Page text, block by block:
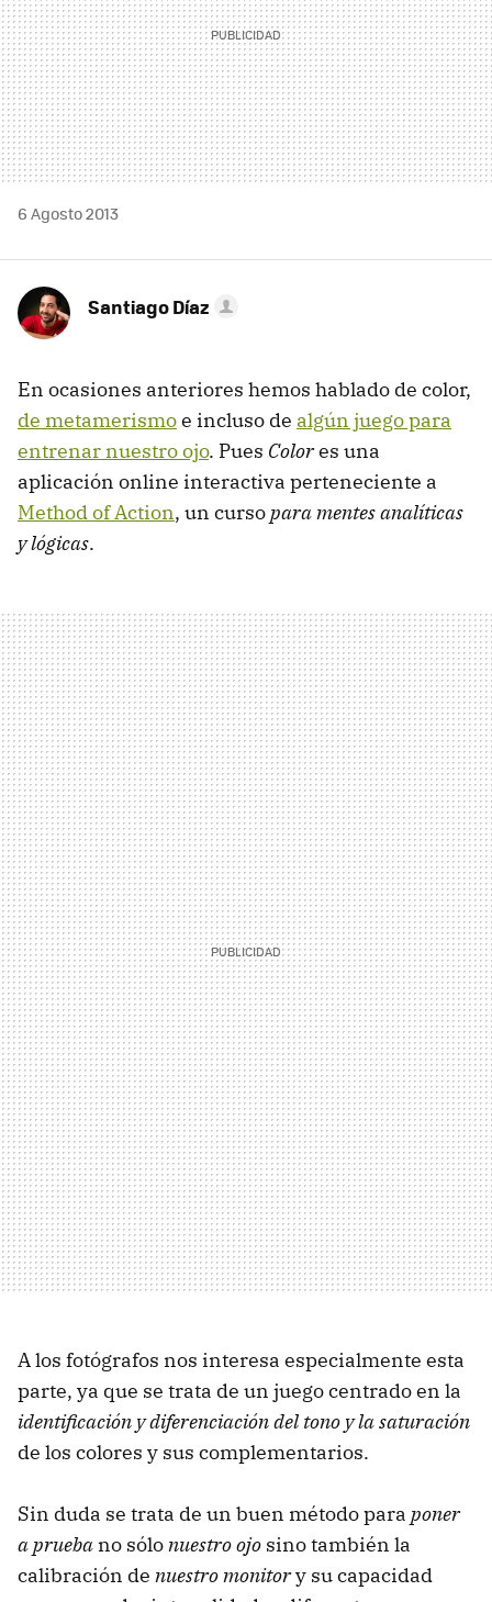
6 Agosto 2013
Santiago Díaz
En ocasiones anteriores hemos hablado de color,
de metamerismoe incluso de algún juego para
entrenar nuestro ojo. Pues Colores una
aplicación online interactiva perteneciente a
Method of Action, un cursopara mentes analíticas
y lógicas.
A los fotógrafos nos interesa especialmente esta
parte, ya que se trata de un juego centrado en la
identificación y diferenciación del tono y la saturación
de los colores y sus complementarios.
Sin duda se trata de un buen método para poner
a prueba no sólonuestro ojo sino también la
calibración de nuestro monitory su capacidad